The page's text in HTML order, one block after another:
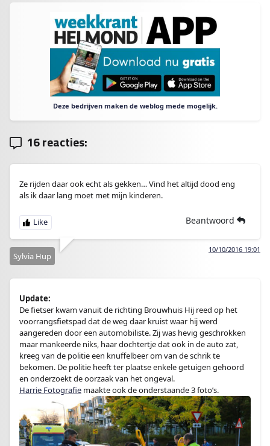
Deze bedrijven maken de weblog mede mogelijk.
16 reacties:
Ze rijden daar ook echt als gekken… Vind het altijd dood eng
als ik daar lang moet met mijn kinderen.
Beantwoord
10/10/2016 19:01
Sylvia Hup
Update:
De fietser kwam vanuit de richting Brouwhuis Hij reed op het
voorrangsfietspad dat de weg daar kruist waar hij werd
aangereden door een automobiliste. Zij was hevig geschrokken
maar mankeerde niks, haar dochtertje dat ook in de auto zat,
kreeg van de politie een knuffelbeer om van de schrik te
bekomen. De politie heeft ter plaatse enkele getuigen gehoord
en onderzoekt de oorzaak van het ongeval.
Harrie Fotografie maakte ook de onderstaande 3 foto’s.